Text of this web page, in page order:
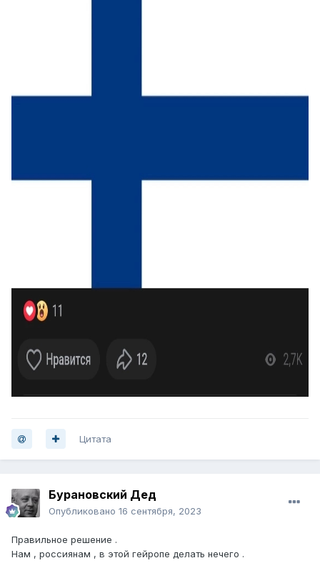
Цитата
Бурановский Дед
Опубликовано 16 сентября, 2023
Правильное решение .
Нам , россиянам , в этой гейропе делать нечего .